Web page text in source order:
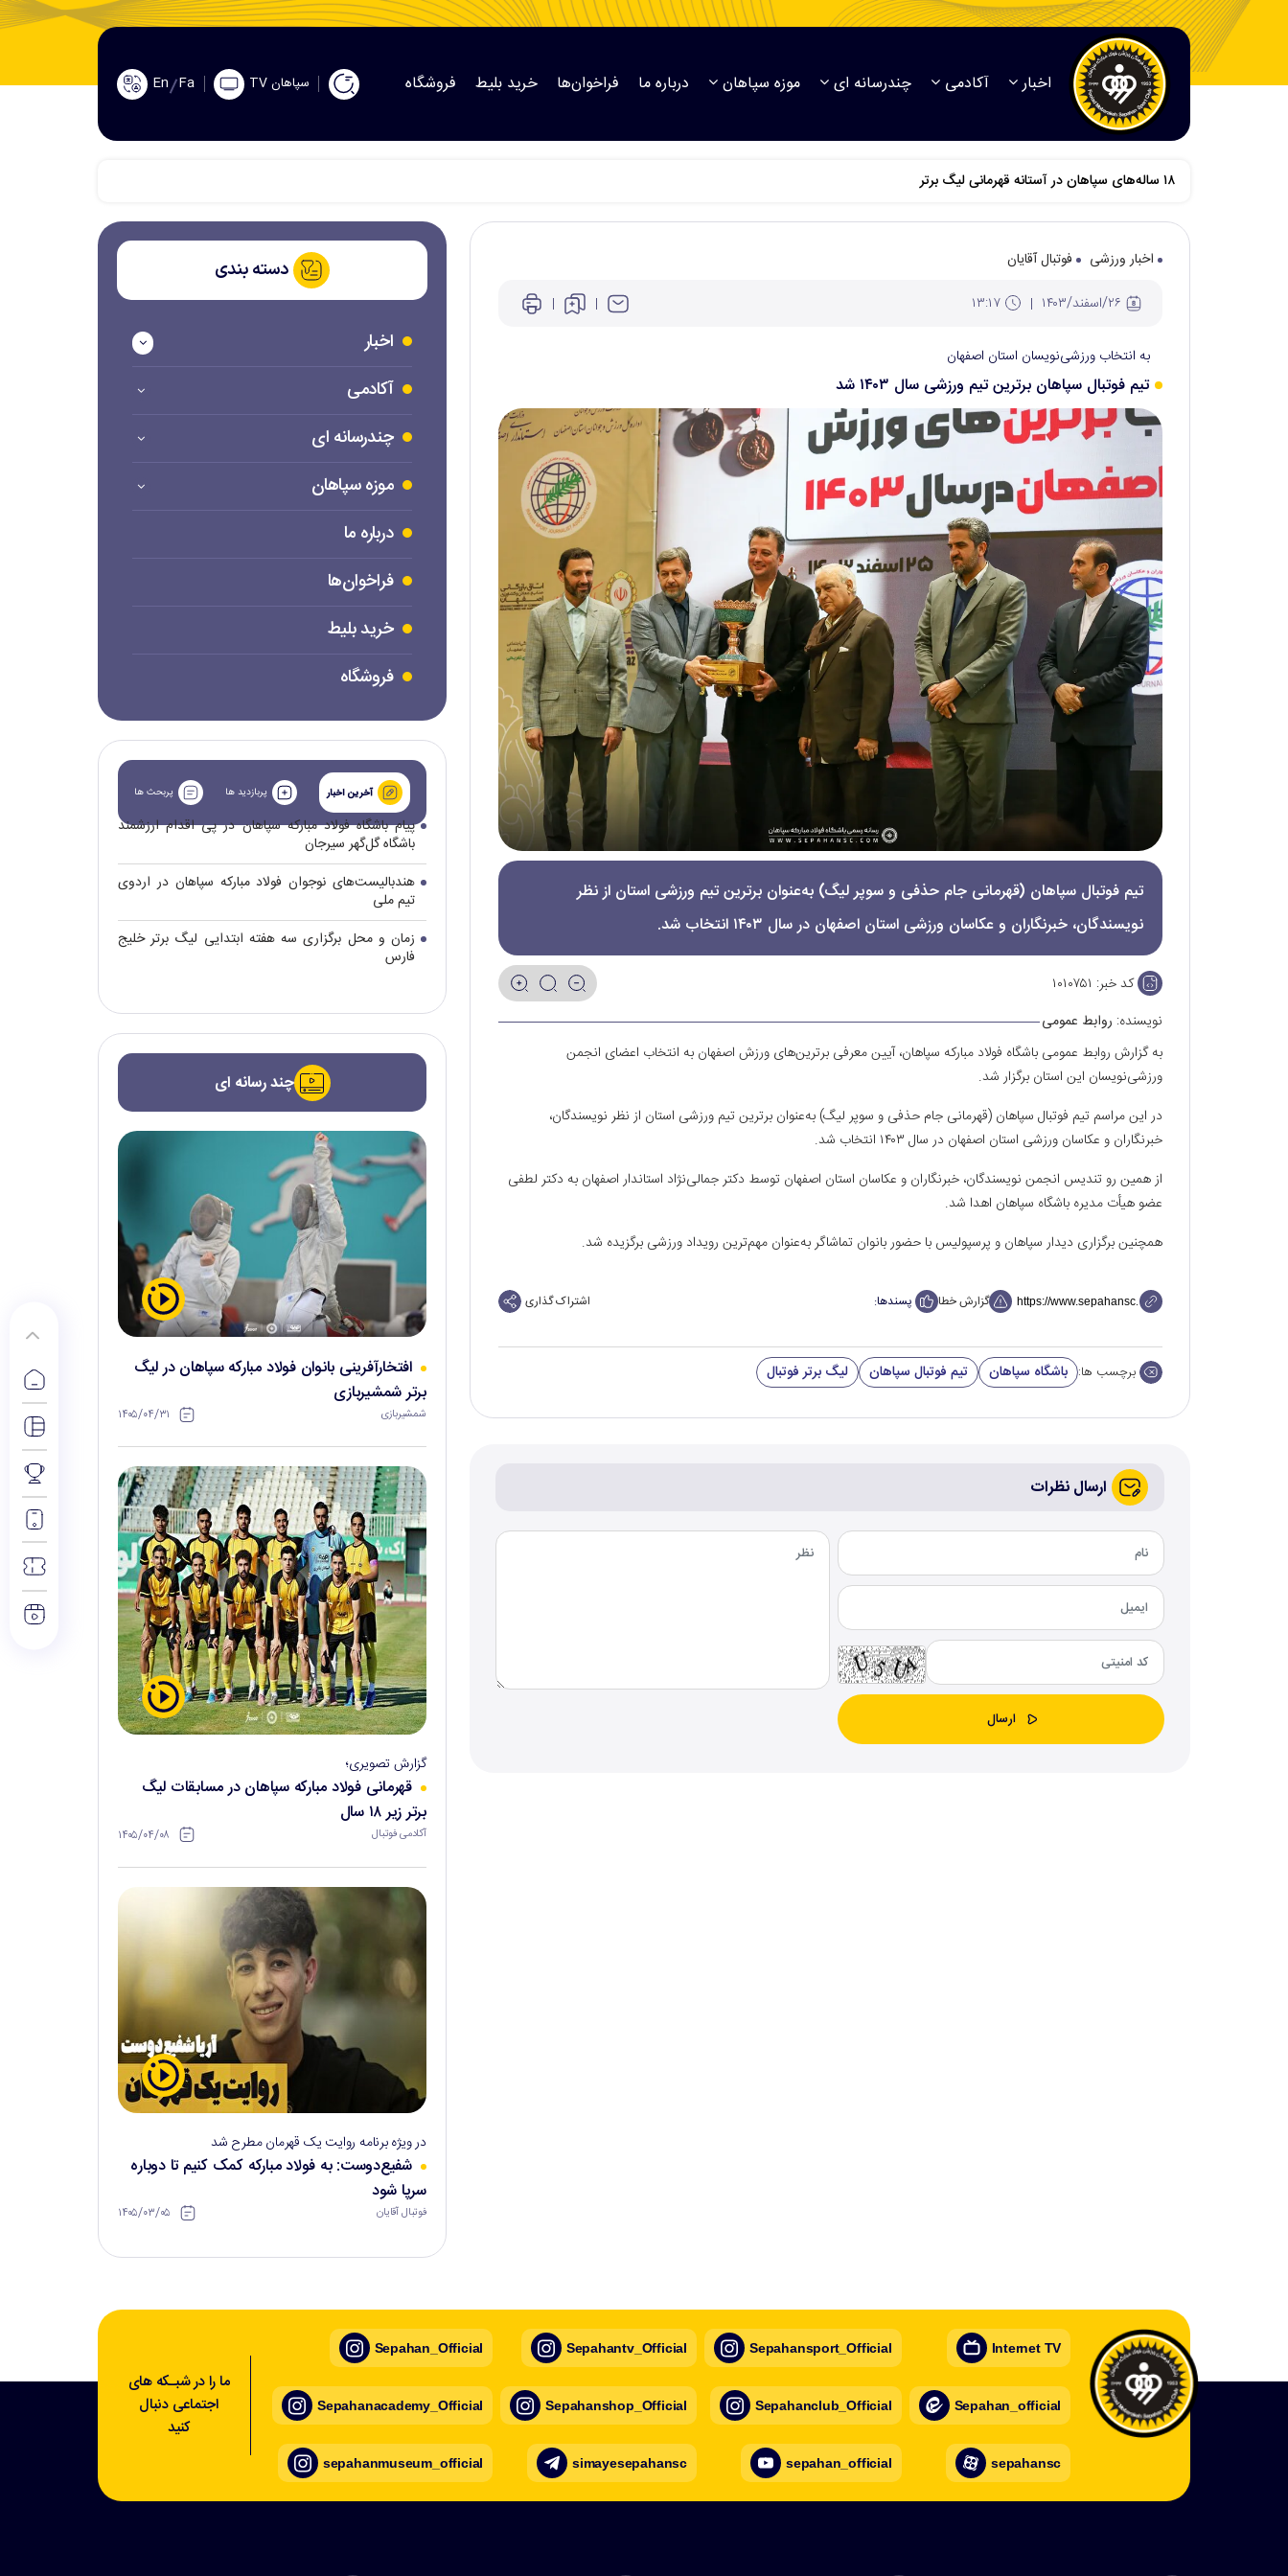
اخبار آکادمی چندرسانه ای موزه سپاهان درباره ما فراخوان‌ها خرید بلیط فروشگاه سپاهان TV Fa
En
اخبار ورزشی
فوتبال آقایان
به انتخاب ورزشی‌نویسان استان اصفهان
تیم فوتبال سپاهان برترین تیم ورزشی سال ۱۴۰۳ شد
تیم‌ فوتبال سپاهان (قهرمانی جام حذفی و سوپر لیگ) به‌عنوان برترین تیم ورزشی استان از نظر
نویسندگان‌، خبرنگاران‌ و عکاسان‌ ورزشی استان اصفهان در سال‌ ۱۴۰۳ انتخاب شد.
کد خبر: ۱۰۱۰۷۵۱
نویسنده: روابط عمومی
به گزارش روابط عمومی باشگاه فولاد مبارکه سپاهان، آیین معرفی برترین‌های ورزش اصفهان به انتخاب اعضای انجمن
ورزشی‌نویسان این استان برگزار شد.
در این مراسم تیم‌ فوتبال سپاهان (قهرمانی جام حذفی و سوپر لیگ) به‌عنوان برترین تیم ورزشی استان از نظر نویسندگان‌،
خبرنگاران‌ و عکاسان‌ ورزشی استان اصفهان در سال‌ ۱۴۰۳ انتخاب شد.
از همین رو تندیس انجمن نویسندگان، خبرنگاران و عکاسان استان اصفهان توسط دکتر جمالی‌نژاد استاندار اصفهان به دکتر لطفی
عضو هیأت مدیره باشگاه سپاهان اهدا شد.
همچنین برگزاری دیدار سپاهان و پرسپولیس با حضور بانوان تماشاگر به‌عنوان مهم‌ترین رویداد ورزشی برگزیده شد.
گزارش خطا پسندها: اشتراک گذاری
برچسب ها: باشگاه سپاهان تیم فوتبال سپاهان لیگ برتر فوتبال
ارسال نظرات
دسته بندی
اخبار
آکادمی
چندرسانه ای
موزه سپاهان
درباره ما
فراخوان‌ها
خرید بلیط
فروشگاه
آخرین اخبار پربازدید ها پربحث ها
پیام باشگاه فولاد مبارکه سپاهان در پی اقدام ارزشمند
باشگاه گل‌گهر سیرجان
هندبالیست‌های نوجوان فولاد مبارکه سپاهان در اردوی
تیم ملی
زمان و محل برگزاری سه هفته ابتدایی لیگ برتر خلیج
فارس
چند رسانه ای
افتخارآفرینی بانوان فولاد مبارکه سپاهان در لیگ
برتر شمشیربازی
شمشیربازی ۱۴۰۵/۰۴/۳۱
گزارش تصویری؛
قهرمانی فولاد مبارکه سپاهان در مسابقات لیگ
برتر زیر ۱۸ سال
آکادمی فوتبال ۱۴۰۵/۰۴/۰۸
در ویژه برنامه روایت یک قهرمان مطرح شد
شفیع‌دوست: به فولاد مبارکه کمک کنیم تا دوباره
سرپا شود
فوتبال آقایان ۱۴۰۵/۰۳/۰۵
ما را در شبـکه های
اجتماعی دنبال
کنید
Sepahan_Official
Sepahanacademy_Official
sepahanmuseum_official
Sepahantv_Official
Sepahanshop_Official
simayesepahansc
Sepahansport_Official
Sepahanclub_Official
sepahan_official
Internet TV
Sepahan_official
sepahansc